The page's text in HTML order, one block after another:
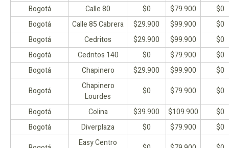
Bogotá
Calle 80 $0 $79.900
$0
Bogotá
Calle 85 Cabrera $29.900 $99.900
$0
Bogotá
Cedritos $29.900 $99.900
$0
Bogotá
Cedritos 140 $0 $79.900
$0
Bogotá
Chapinero $29.900 $99.900
$0
Bogotá
Chapinero
Lourdes
$0 $79.900
$0
Bogotá
Colina $39.900 $109.900
$0
Bogotá
Diverplaza $0 $79.900
$0
Easy Centro